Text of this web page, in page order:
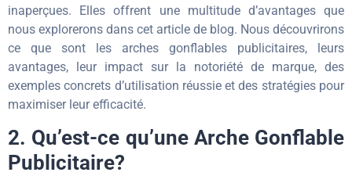
inaperçues. Elles offrent une multitude d’avantages que
nous explorerons dans cet article de blog. Nous découvrirons
ce que sont les arches gonflables publicitaires, leurs
avantages, leur impact sur la notoriété de marque, des
exemples concrets d’utilisation réussie et des stratégies pour
maximiser leur efficacité.
2. Qu’est-ce qu’une Arche Gonflable
Publicitaire?